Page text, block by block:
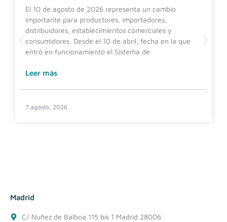
El 10 de agosto de 2026 representa un cambio
importante para productores, importadores,
distribuidores, establecimientos comerciales y
consumidores. Desde el 10 de abril, fecha en la que
entró en funcionamiento el Sistema de
Leer más
7 agosto, 2026
Madrid
C/ Nuñez de Balboa 115 bis 1 Madrid 28006